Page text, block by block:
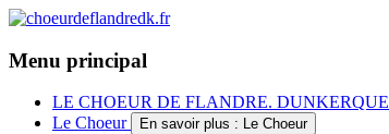
Menu principal
LE CHOEUR DE FLANDRE. DUNKERQUE
Le Choeur
En savoir plus : Le Choeur